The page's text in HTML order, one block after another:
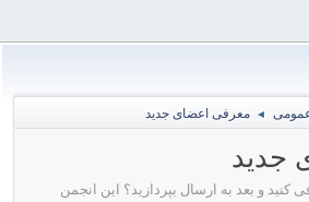
◄ معرفی اعضای جدید
جدید
کنید و بعد به ارسال بپردازید؟ این انجمن